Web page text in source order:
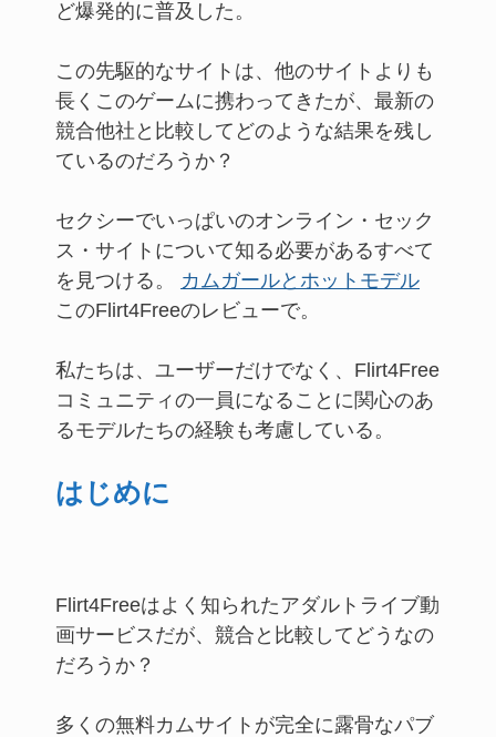
ど爆発的に普及した。
この先駆的なサイトは、他のサイトよりも
長くこのゲームに携わってきたが、最新の
競合他社と比較してどのような結果を残し
ているのだろうか？
セクシーでいっぱいのオンライン・セック
ス・サイトについて知る必要があるすべて
を見つける。 カムガールとホットモデル
このFlirt4Freeのレビューで。
私たちは、ユーザーだけでなく、Flirt4Free
コミュニティの一員になることに関心のあ
るモデルたちの経験も考慮している。
はじめに
Flirt4Freeはよく知られたアダルトライブ動
画サービスだが、競合と比較してどうなの
だろうか？
多くの無料カムサイトが完全に露骨なパブ